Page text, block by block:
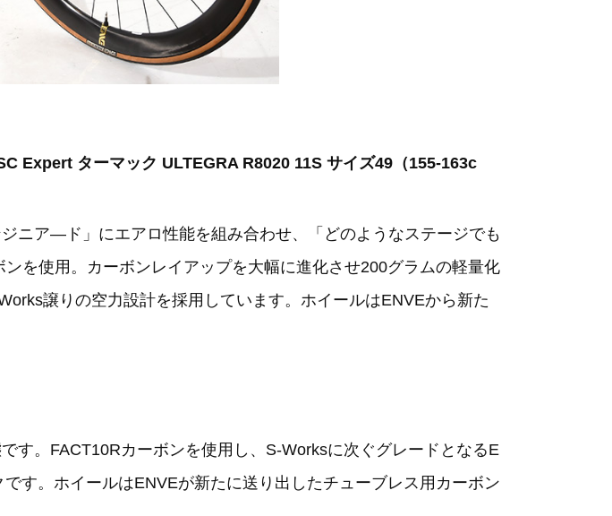
Expert ターマック ULTEGRA R8020 11S サイズ49（155-163c
ニア―ド」にエアロ性能を組み合わせ、「どのようなステージでも
を使用。カーボンレイアップを大幅に進化させ200グラムの軽量化
譲りの空力設計を採用しています。ホイールはENVEから新た
す。FACT10Rカーボンを使用し、S-Worksに次ぐグレードとなるE
す。ホイールはENVEが新たに送り出したチューブレス用カーボン